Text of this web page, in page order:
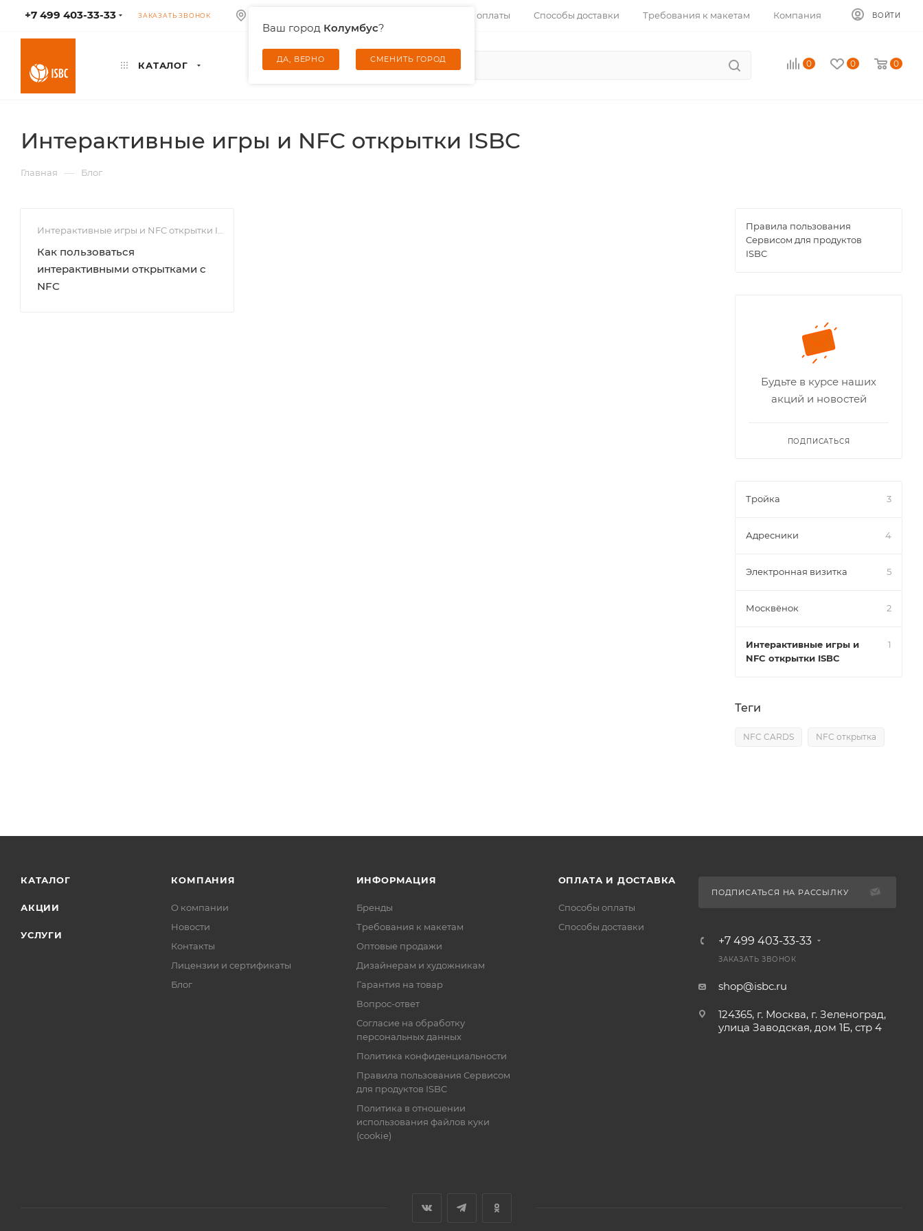
+7 499 403-33-33 ЗАКАЗАТЬ ЗВОНОК
Ваш город Колумбус?
ДА, ВЕРНО СМЕНИТЬ ГОРОД
Способы оплаты Способы доставки Требования к макетам Компания ВОЙТИ
КАТАЛОГ 0 0 0
Интерактивные игры и NFC открытки ISBC
Главная — Блог
Как пользоваться
интерактивными открытками c
NFC
Правила пользования
Cервисом для продуктов
ISBC
Будьте в курсе наших
акций и новостей
ПОДПИСАТЬСЯ
Тройка 3
Адресники 4
Электронная визитка 5
Москвёнок 2
Интерактивные игры и
NFC открытки ISBC
1
Теги
NFC CARDS NFC открытка
КАТАЛОГ
АКЦИИ
УСЛУГИ
КОМПАНИЯ
О компании
Новости
Контакты
Лицензии и сертификаты
Блог
ИНФОРМАЦИЯ
Бренды
Требования к макетам
Оптовые продажи
Дизайнерам и художникам
Гарантия на товар
Вопрос-ответ
Согласие на обработку
персональных данных
Политика конфиденциальности
Правила пользования Cервисом
для продуктов ISBC
Политика в отношении
использования файлов куки
(cookie)
ОПЛАТА И ДОСТАВКА
Способы оплаты
Способы доставки
ПОДПИСАТЬСЯ НА РАССЫЛКУ
+7 499 403-33-33
ЗАКАЗАТЬ ЗВОНОК
shop@isbc.ru
124365, г. Москва, г. Зеленоград,
улица Заводская, дом 1Б, стр 4